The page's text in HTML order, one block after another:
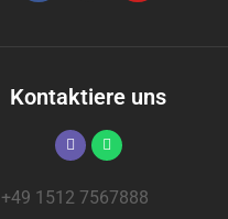
Kontaktiere uns
+49 1512 7567888